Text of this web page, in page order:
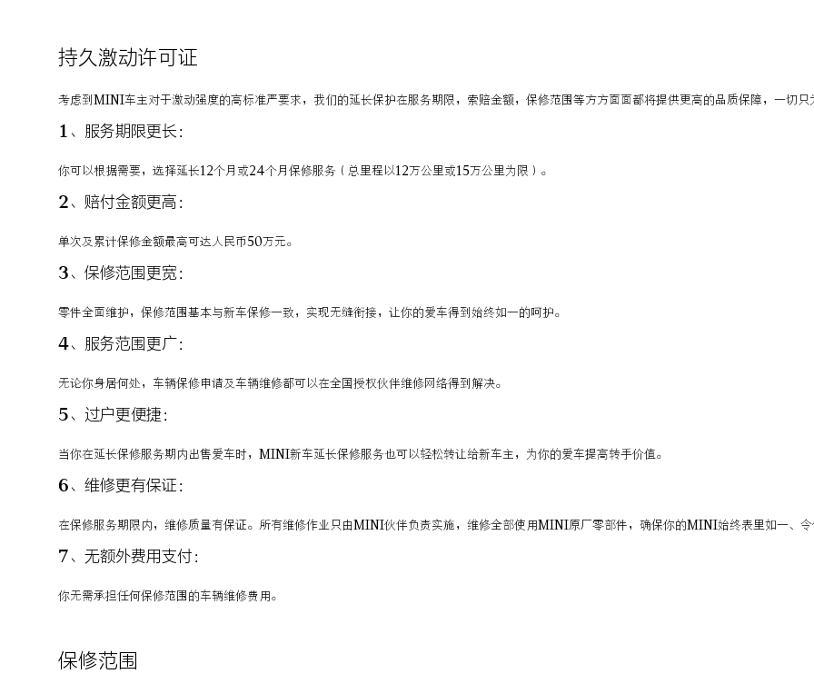
持久激动许可证
考虑到MINI车主对于激动强度的高标准严要求，我们的延长保护在服务期限，索赔金额，保修范围等方方面面都将提供更高的品质保障，一切
1、服务期限更长：
你可以根据需要，选择延长12个月或24个月保修服务（总里程以12万公里或15万公里为限）。
2、赔付金额更高：
单次及累计保修金额最高可达人民币50万元。
3、保修范围更宽：
零件全面维护，保修范围基本与新车保修一致，实现无缝衔接，让你的爱车得到始终如一的呵护。
4、服务范围更广：
无论你身居何处，车辆保修申请及车辆维修都可以在全国授权伙伴维修网络得到解决。
5、过户更便捷：
当你在延长保修服务期内出售爱车时，MINI新车延长保修服务也可以轻松转让给新车主，为你的爱车提高转手价值。
6、维修更有保证：
在保修服务期限内，维修质量有保证。所有维修作业只由MINI伙伴负责实施，维修全部使用MINI原厂零部件，确保你的MINI始终表里如一、
7、无额外费用支付：
你无需承担任何保修范围的车辆维修费用。
保修范围